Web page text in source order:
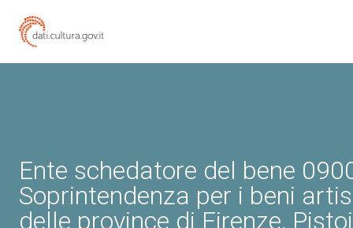
Ente schedatore del bene
Soprintendenza per i beni
delle province di Firenze,